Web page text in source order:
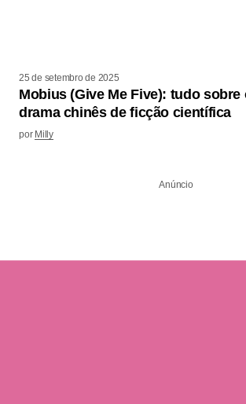
25 de setembro de 2025
Mobius (Give Me Five): tudo sobre
drama chinês de ficção científica
por Milly
Anúncio